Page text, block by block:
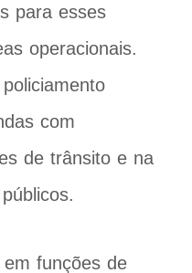
para esses
operacionais.
com
de trânsito e na
funções de